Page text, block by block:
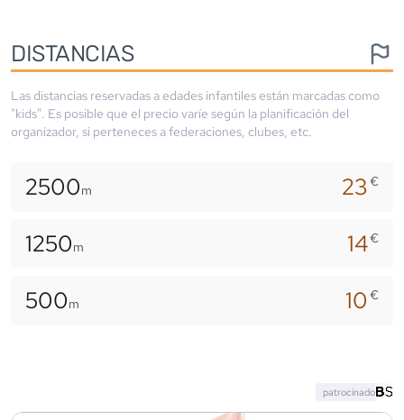
DISTANCIAS
Las distancias reservadas a edades infantiles están marcadas como
"kids". Es posible que el precio varíe según la planificación del
organizador, si perteneces a federaciones, clubes, etc.
2500m 23€
1250m 14€
500m 10€
patrocinado